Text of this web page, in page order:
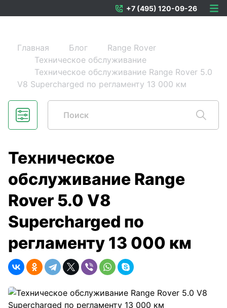
+7 (495) 120-09-26
Главная Блог
Range Rover
Техническое обслуживание
Техническое обслуживание Range Rover 5.0
V8 Supercharged по регламенту 13 000 км